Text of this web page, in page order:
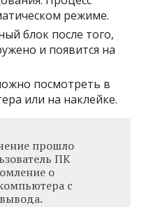
режиме.
блок после того,
и появится на
посмотреть в
или на наклейке.
прошло
ПК
о
с